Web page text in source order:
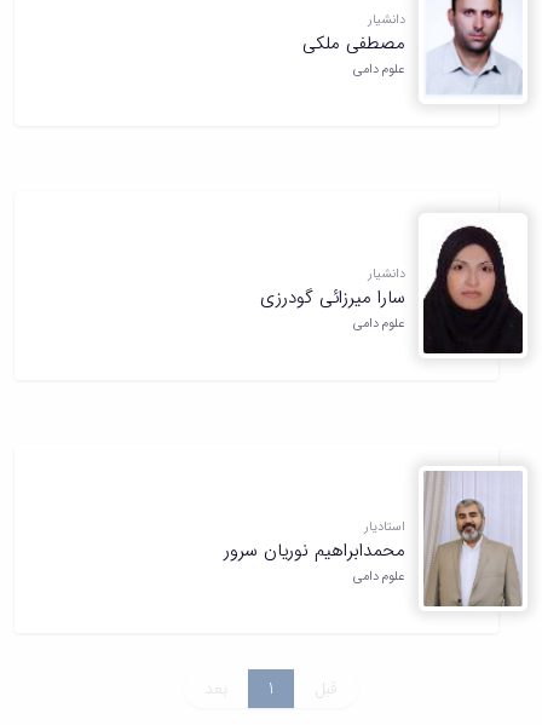
دانشیار
مصطفی ملکی
علوم دامی
دانشیار
سارا میرزائی گودرزی
علوم دامی
استادیار
محمدابراهیم نوریان سرور
علوم دامی
قبل 1 بعد